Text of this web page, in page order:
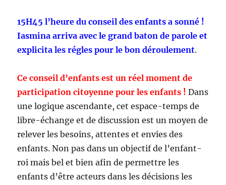
15H45 l’heure du conseil des enfants a sonné !
Iasmina arriva avec le grand baton de parole et
explicita les régles pour le bon déroulement.
Ce conseil d’enfants est un réel moment de
participation citoyenne pour les enfants ! Dans
une logique ascendante, cet espace-temps de
libre-échange et de discussion est un moyen de
relever les besoins, attentes et envies des
enfants. Non pas dans un objectif de l’enfant-
roi mais bel et bien afin de permettre les
enfants d’être acteurs dans les décisions les